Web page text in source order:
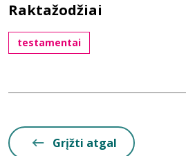
Raktažodžiai
testamentai
Grįžti atgal